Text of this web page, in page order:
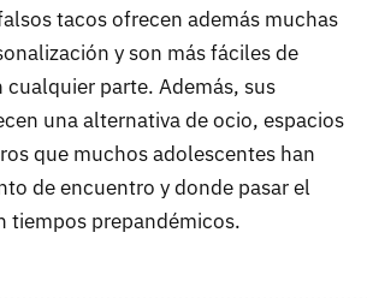
tacos ofrecen además muchas
y son más fáciles de
cualquier parte. Además, sus
una alternativa de ocio, espacios
que muchos adolescentes han
de encuentro y donde pasar el
tiempos prepandémicos.